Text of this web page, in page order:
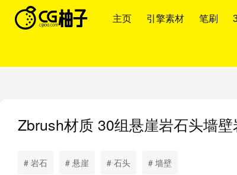
主页 引擎素材 笔刷
Zbrush材质 30组悬崖岩石头墙
# 岩石 # 悬崖 # 石头 # 墙壁